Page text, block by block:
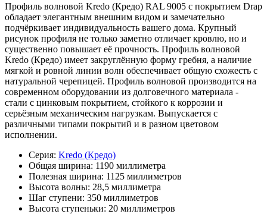
Профиль волновой Kredo (Кредо) RAL 9005 с покрытием Drap
обладает элегантным внешним видом и замечательно
подчёркивает индивидуальность вашего дома. Крупный
рисунок профиля не только заметно отличает кровлю, но и
существенно повышает её прочность. Профиль волновой
Kredo (Кредо) имеет закруглённую форму гребня, а наличие
мягкой и ровной линии волн обеспечивает общую схожесть с
натуральной черепицей. Профиль волновой производится на
современном оборудовании из долговечного материала -
стали с цинковым покрытием, стойкого к коррозии и
серьёзным механическим нагрузкам. Выпускается с
различными типами покрытий и в разном цветовом
исполнении.
Серия: Kredo (Кредо)
Общая ширина: 1190 миллиметра
Полезная ширина: 1125 миллиметров
Высота волны: 28,5 миллиметра
Шаг ступени: 350 миллиметров
Высота ступеньки: 20 миллиметров